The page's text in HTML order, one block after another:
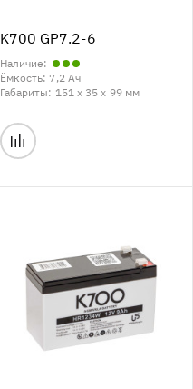
K700 GP7.2-6
Наличие:
Ёмкость: 7,2 Ач
Габариты: 151 x 35 x 99 мм